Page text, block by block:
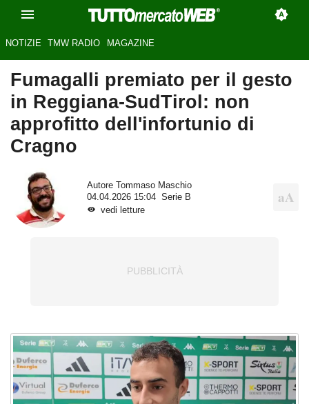
NOTIZIE TMW RADIO MAGAZINE
Fumagalli premiato per il gesto
in Reggiana-SudTirol: non
approfitto dell'infortunio di
Cragno
Autore
Tommaso Maschio
04.04.2026 15:04
Serie B
vedi letture